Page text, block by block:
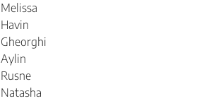
Melissa
Havin
Gheorghi
Aylin
Rusne
Natasha